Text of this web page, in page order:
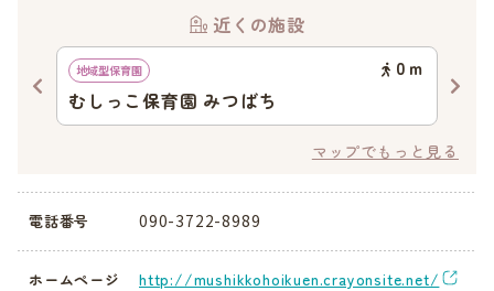
近くの施設
地域型保育園 0 ｍ
むしっこ保育園 みつばち
マップでもっと見る
電話番号 090-3722-8989
ホームページ http://mushikkohoikuen.crayonsite.net/